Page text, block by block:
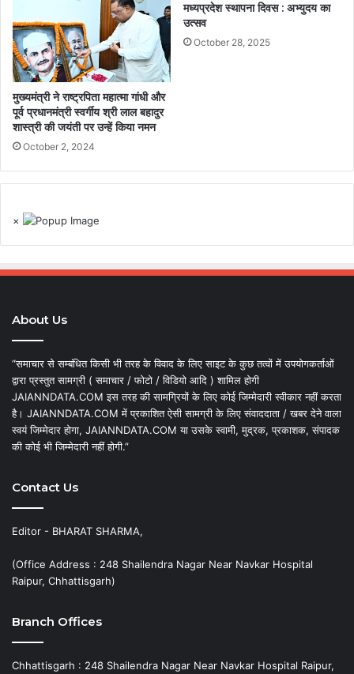
मुख्यमंत्री ने राष्ट्रपिता महात्मा गांधी और
पूर्व प्रधानमंत्री स्वर्गीय श्री लाल बहादुर
शास्त्री की जयंती पर उन्हें किया नमन
October 2, 2024
मध्यप्रदेश स्थापना दिवस : अभ्युदय का
उत्सव
October 28, 2025
×
About Us
“समाचार से सम्बंधित किसी भी तरह के विवाद के लिए साइट के कुछ तत्वों में उपयोगकर्ताओं
द्वारा प्रस्तुत सामग्री ( समाचार / फोटो / विडियो आदि ) शामिल होगी
JAIANNDATA.COM इस तरह की सामग्रियों के लिए कोई जिम्मेदारी स्वीकार नहीं करता
है। JAIANNDATA.COM में प्रकाशित ऐसी सामग्री के लिए संवाददाता / खबर देने वाला
स्वयं जिम्मेदार होगा, JAIANNDATA.COM या उसके स्वामी, मुद्रक, प्रकाशक, संपादक
की कोई भी जिम्मेदारी नहीं होगी.”
Contact Us
Editor - BHARAT SHARMA,
(Office Address : 248 Shailendra Nagar Near Navkar Hospital
Raipur, Chhattisgarh)
Branch Offices
Chhattisgarh : 248 Shailendra Nagar Near Navkar Hospital Raipur,